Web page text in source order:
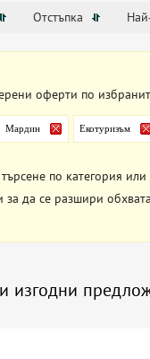
Отстъпка
оферти по
Мардин Екотуризъм
по категория
за да се разшири
изгодни